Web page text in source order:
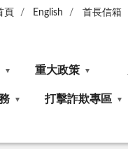
頁 English 首長信箱
重大政策
打擊詐欺專區